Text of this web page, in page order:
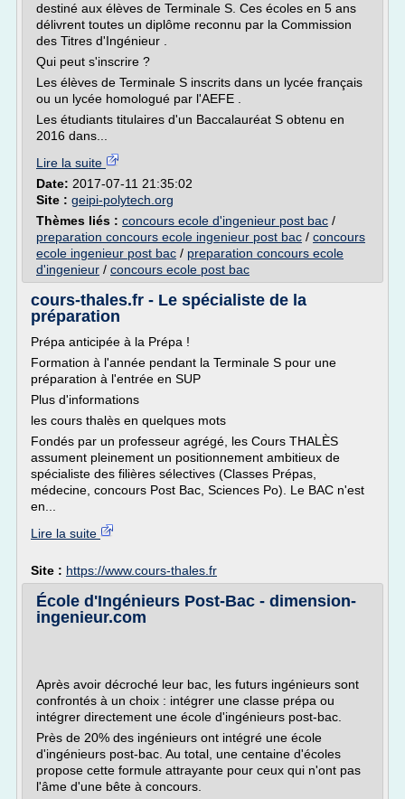
destiné aux élèves de Terminale S. Ces écoles en 5 ans
délivrent toutes un diplôme reconnu par la Commission
des Titres d'Ingénieur .
Qui peut s'inscrire ?
Les élèves de Terminale S inscrits dans un lycée français
ou un lycée homologué par l'AEFE .
Les étudiants titulaires d'un Baccalauréat S obtenu en
2016 dans...
Lire la suite
Date: 2017-07-11 21:35:02
Site : geipi-polytech.org
Thèmes liés : concours ecole d'ingenieur post bac /
preparation concours ecole ingenieur post bac / concours
ecole ingenieur post bac / preparation concours ecole
d'ingenieur / concours ecole post bac
cours-thales.fr - Le spécialiste de la
préparation
Prépa anticipée à la Prépa !
Formation à l'année pendant la Terminale S pour une
préparation à l'entrée en SUP
Plus d'informations
les cours thalès en quelques mots
Fondés par un professeur agrégé, les Cours THALÈS
assument pleinement un positionnement ambitieux de
spécialiste des filières sélectives (Classes Prépas,
médecine, concours Post Bac, Sciences Po). Le BAC n'est
en...
Lire la suite
Site : https://www.cours-thales.fr
École d'Ingénieurs Post-Bac - dimension-
ingenieur.com
Après avoir décroché leur bac, les futurs ingénieurs sont
confrontés à un choix : intégrer une classe prépa ou
intégrer directement une école d'ingénieurs post-bac.
Près de 20% des ingénieurs ont intégré une école
d'ingénieurs post-bac. Au total, une centaine d'écoles
propose cette formule attrayante pour ceux qui n'ont pas
l'âme d'une bête à concours.